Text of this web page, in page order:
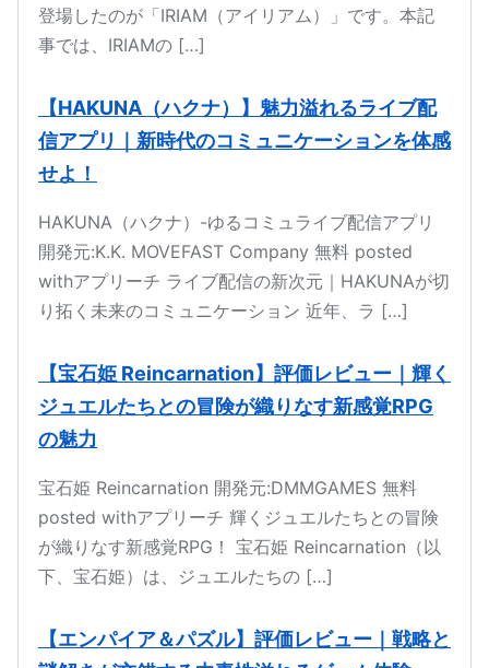
登場したのが「IRIAM（アイリアム）」です。本記
事では、IRIAMの […]
【HAKUNA（ハクナ）】魅力溢れるライブ配
信アプリ｜新時代のコミュニケーションを体感
せよ！
HAKUNA（ハクナ）-ゆるコミュライブ配信アプリ
開発元:K.K. MOVEFAST Company 無料 posted
withアプリーチ ライブ配信の新次元｜HAKUNAが切
り拓く未来のコミュニケーション 近年、ラ […]
【宝石姫 Reincarnation】評価レビュー｜輝く
ジュエルたちとの冒険が織りなす新感覚RPG
の魅力
宝石姫 Reincarnation 開発元:DMMGAMES 無料
posted withアプリーチ 輝くジュエルたちとの冒険
が織りなす新感覚RPG！ 宝石姫 Reincarnation（以
下、宝石姫）は、ジュエルたちの […]
【エンパイア＆パズル】評価レビュー｜戦略と